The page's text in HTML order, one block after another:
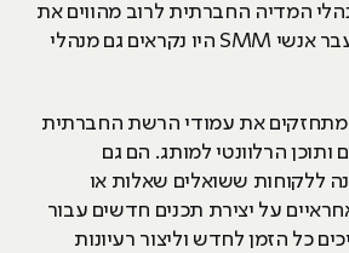
המדיה החברתית לרוב מהווים את
קולה של החברה. בעבר אנשי SMM היו נקראים גם מנהלי
מתחזקים את עמודי הרשת החברתית
ותוכן הרלוונטי למותג. הם גם
ללקוחות ששואלים שאלות או
על יצירת תכנים חדשים עבור
כל הזמן לחדש וליצור רעיונות